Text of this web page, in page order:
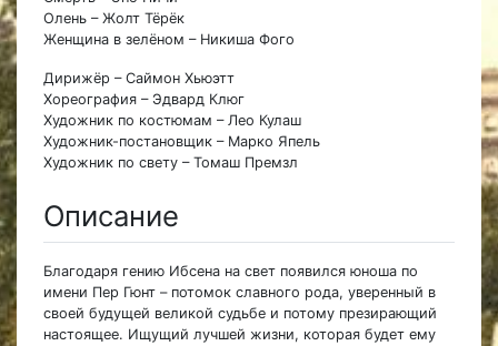
Олень – Жолт Тёрёк
Женщина в зелёном – Никиша Фого
Дирижёр – Саймон Хьюэтт
Хореография – Эдвард Клюг
Художник по костюмам – Лео Кулаш
Художник-постановщик – Марко Япель
Художник по свету – Томаш Премзл
Описание
Благодаря гению Ибсена на свет появился юноша по
имени Пер Гюнт – потомок славного рода, уверенный в
своей будущей великой судьбе и потому презирающий
настоящее. Ищущий лучшей жизни, которая будет ему